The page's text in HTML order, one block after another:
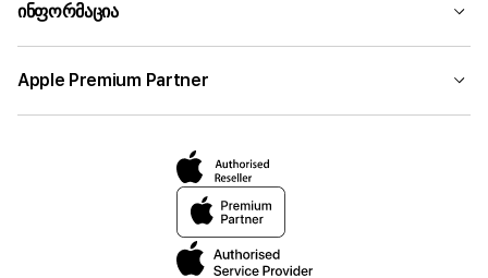
ინფორმაცია
Apple Premium Partner